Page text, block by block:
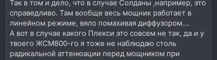
Так в том и дело, что в случае Солданы ,например, это
справедливо. Там вообще весь мощник работает в
линейном режиме, вяло помахивая диффузором....
А вот в случае какого Плекси это совсем не так, да и у
твоего ЖСМ800-го я тоже не наблюдаю столь
радикальной аттенюации перед мощником при